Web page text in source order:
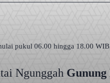
pukul 06.00 hingga 18.00
Ngunggah